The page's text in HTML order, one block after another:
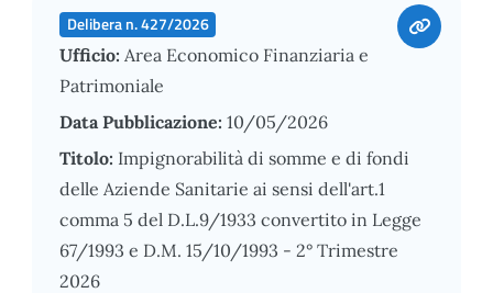
Delibera n. 427/2026
Ufficio: Area Economico Finanziaria e
Patrimoniale
Data Pubblicazione: 10/05/2026
Titolo: Impignorabilità di somme e di fondi
delle Aziende Sanitarie ai sensi dell'art.1
comma 5 del D.L.9/1933 convertito in Legge
67/1993 e D.M. 15/10/1993 - 2° Trimestre
2026